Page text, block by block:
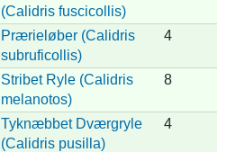
(Calidris fuscicollis)
Prærieløber (Calidris
subruficollis)
4
Stribet Ryle (Calidris
melanotos)
8
Tyknæbbet Dværgryle
(Calidris pusilla)
4